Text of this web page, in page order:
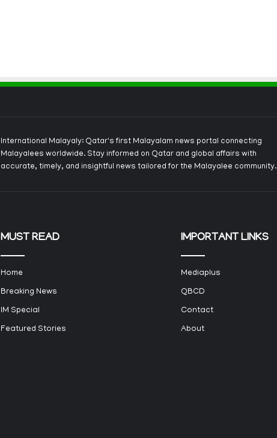
International Malayaly: Qatar's first Malayalam news portal connecting
Malayalees worldwide. Stay informed on Qatar and global affairs with
accurate, timely, and insightful news tailored for the Malayalee community.
MUST READ
Home
Breaking News
IM Special
Featured Stories
IMPORTANT LINKS
Mediaplus
QBCD
Contact
About